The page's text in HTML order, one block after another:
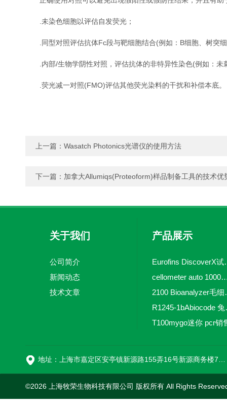
.未染色细胞以评估自发荧光；
.同型对照评估抗体Fc段与靶细胞结合(例如：B细胞、树突
.内部/生物学阴性对照，评估抗体的非特异性染色(例如：未
.荧光减一对照(FMO)评估其他荧光染料的干扰和补偿本底。
上一篇： Wasatch Photonics光谱仪的使用方法
下一篇： 加拿大Allumiqs(Proteoform)样品制备工具的技术优
关于我们
公司简介
新闻动态
技术文章
产品展示
cellometer auto 1000全自
2100
T100mygo迷你 pcr销
©2026 上海牧荣生物科技有限公司 版权所有 All Rights